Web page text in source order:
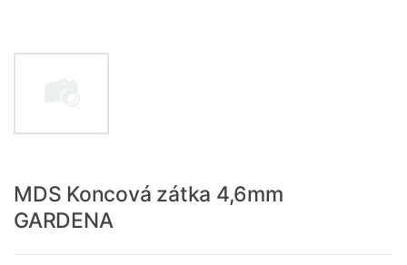
MDS Koncová zátka 4,6mm
GARDENA